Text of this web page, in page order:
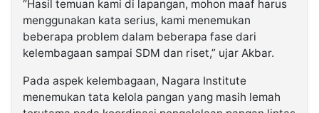
“Hasil temuan kami di lapangan, mohon maaf harus
menggunakan kata serius, kami menemukan
beberapa problem dalam beberapa fase dari
kelembagaan sampai SDM dan riset,” ujar Akbar.
Pada aspek kelembagaan, Nagara Institute
menemukan tata kelola pangan yang masih lemah